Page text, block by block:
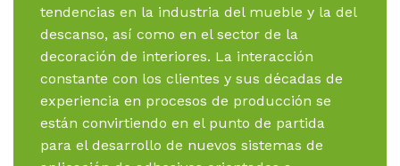
tendencias en la industria del mueble y la del
descanso, así como en el sector de la
decoración de interiores. La interacción
constante con los clientes y sus décadas de
experiencia en procesos de producción se
están convirtiendo en el punto de partida
para el desarrollo de nuevos sistemas de